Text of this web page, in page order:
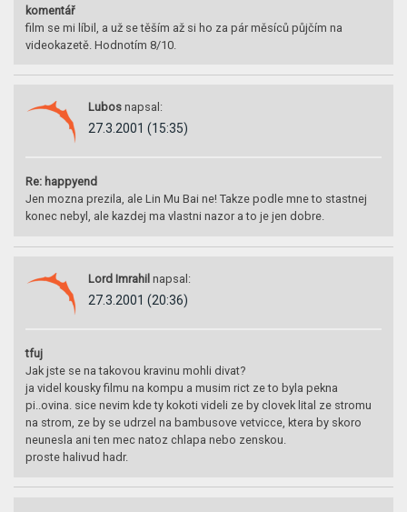
komentář
film se mi líbil, a už se těším až si ho za pár měsíců půjčím na
videokazetě. Hodnotím 8/10.
Lubos napsal:
27.3.2001 (15:35)
Re: happyend
Jen mozna prezila, ale Lin Mu Bai ne! Takze podle mne to stastnej
konec nebyl, ale kazdej ma vlastni nazor a to je jen dobre.
Lord Imrahil napsal:
27.3.2001 (20:36)
tfuj
Jak jste se na takovou kravinu mohli divat?
ja videl kousky filmu na kompu a musim rict ze to byla pekna
pi..ovina. sice nevim kde ty kokoti videli ze by clovek lital ze stromu
na strom, ze by se udrzel na bambusove vetvicce, ktera by skoro
neunesla ani ten mec natoz chlapa nebo zenskou.
proste halivud hadr.